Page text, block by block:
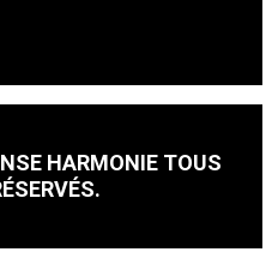
HARMONIE TOUS